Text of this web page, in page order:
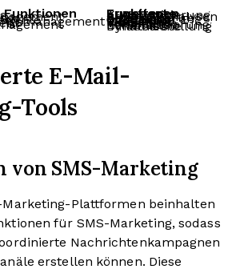
Funktionen Erweiterte Funktionen
KI-Automatisierung
Prognoseanalysen
Erweiterte Segmentierung
Integrierter E-Commerce
Multikanal-Marketing
Verhaltens-Tracking
Erweiterte Personalisierung
Dynamische Inhaltserstellung
E-Mail-
Tools
von SMS-Marketing
Marketing-Plattformen beinhalten
für SMS-Marketing, sodass
Nachrichtenkampagnen
erstellen können. Diese